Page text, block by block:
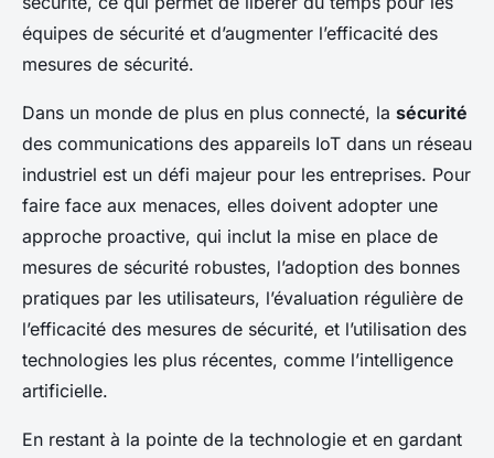
équipes de sécurité et d’augmenter l’efficacité des
mesures de sécurité.
Dans un monde de plus en plus connecté, la sécurité
des communications des appareils IoT dans un réseau
industriel est un défi majeur pour les entreprises. Pour
faire face aux menaces, elles doivent adopter une
approche proactive, qui inclut la mise en place de
mesures de sécurité robustes, l’adoption des bonnes
pratiques par les utilisateurs, l’évaluation régulière de
l’efficacité des mesures de sécurité, et l’utilisation des
technologies les plus récentes, comme l’intelligence
artificielle.
En restant à la pointe de la technologie et en gardant